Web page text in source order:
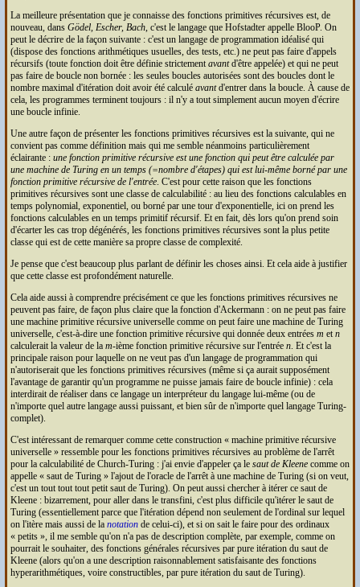
La meilleure présentation que je connaisse des fonctions primitives récursives est, de
nouveau, dans Gödel, Escher, Bach, c'est le langage que Hofstadter appelle BlooP. On
peut le décrire de la façon suivante : c'est un langage de programmation idéalisé qui
(dispose des fonctions arithmétiques usuelles, des tests, etc.) ne peut pas faire d'appels
récursifs (toute fonction doit être définie strictement avantd'être appelée) et qui ne peut
pas faire de boucle non bornée : les seules boucles autorisées sont des boucles dont le
nombre maximal d'itération doit avoir été calculé avantd'entrer dans la boucle. À cause de
cela, les programmes terminent toujours : il n'y a tout simplement aucun moyen d'écrire
une boucle infinie.
Une autre façon de présenter les fonctions primitives récursives est la suivante, qui ne
convient pas comme définition mais qui me semble néanmoins particulièrement
éclairante : une fonction primitive récursive est une fonction qui peut être calculée par
une machine de Turing en un temps (=nombre d'étapes) qui est lui-même borné par une
fonction primitive récursive de l'entrée. C'est pour cette raison que les fonctions
primitives récursives sont une classe de calculabilité : au lieu des fonctions calculables en
temps polynomial, exponentiel, ou borné par une tour d'exponentielle, ici on prend les
fonctions calculables en un temps primitif récursif. Et en fait, dès lors qu'on prend soin
d'écarter les cas trop dégénérés, les fonctions primitives récursives sont la plus petite
classe qui est de cette manière sa propre classe de complexité.
Je pense que c'est beaucoup plus parlant de définir les choses ainsi. Et cela aide à justifier
que cette classe est profondément naturelle.
Cela aide aussi à comprendre précisément ce que les fonctions primitives récursives ne
peuvent pas faire, de façon plus claire que la fonction d'Ackermann : on ne peut pas faire
une machine primitive récursive universelle comme on peut faire une machine de Turing
universelle, c'est-à-dire une fonction primitive récursive qui donnée deux entrées m et n
calculerait la valeur de la m-ième fonction primitive récursive sur l'entrée n. Et c'est la
principale raison pour laquelle on ne veut pas d'un langage de programmation qui
n'autoriserait que les fonctions primitives récursives (même si ça aurait supposément
l'avantage de garantir qu'un programme ne puisse jamais faire de boucle infinie) : cela
interdirait de réaliser dans ce langage un interpréteur du langage lui-même (ou de
n'importe quel autre langage aussi puissant, et bien sûr de n'importe quel langage Turing-
complet).
C'est intéressant de remarquer comme cette construction « machine primitive récursive
universelle » ressemble pour les fonctions primitives récursives au problème de l'arrêt
pour la calculabilité de Church-Turing : j'ai envie d'appeler ça le saut de Kleenecomme on
appelle « saut de Turing » l'ajout de l'oracle de l'arrêt à une machine de Turing (si on veut,
c'est un tout tout tout petit saut de Turing). On peut aussi chercher à itérer ce saut de
Kleene : bizarrement, pour aller dans le transfini, c'est plus difficile qu'itérer le saut de
Turing (essentiellement parce que l'itération dépend non seulement de l'ordinal sur lequel
on l'itère mais aussi de la notationde celui-ci), et si on sait le faire pour des ordinaux
« petits », il me semble qu'on n'a pas de description complète, par exemple, comme on
pourrait le souhaiter, des fonctions générales récursives par pure itération du saut de
Kleene (alors qu'on a une description raisonnablement satisfaisante des fonctions
hyperarithmétiques, voire constructibles, par pure itération du saut de Turing).